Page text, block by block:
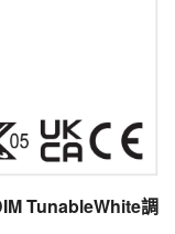
TunableWhite調